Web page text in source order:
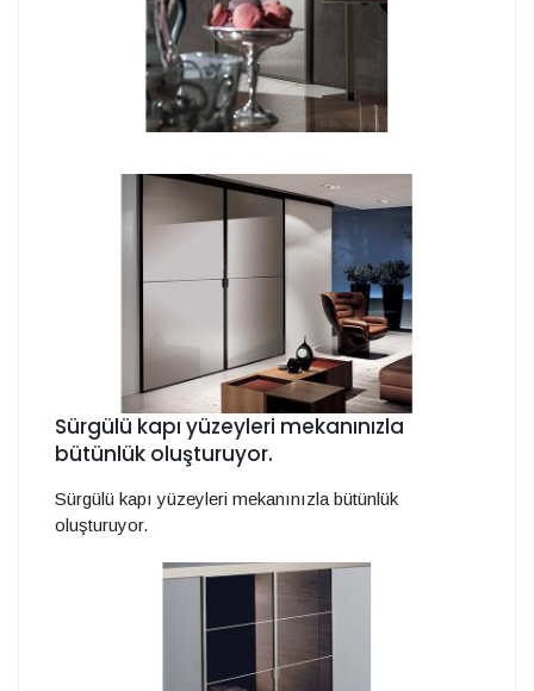
Sürgülü kapı yüzeyleri mekanınızla
bütünlük oluşturuyor.
Sürgülü kapı yüzeyleri mekanınızla bütünlük
oluşturuyor.